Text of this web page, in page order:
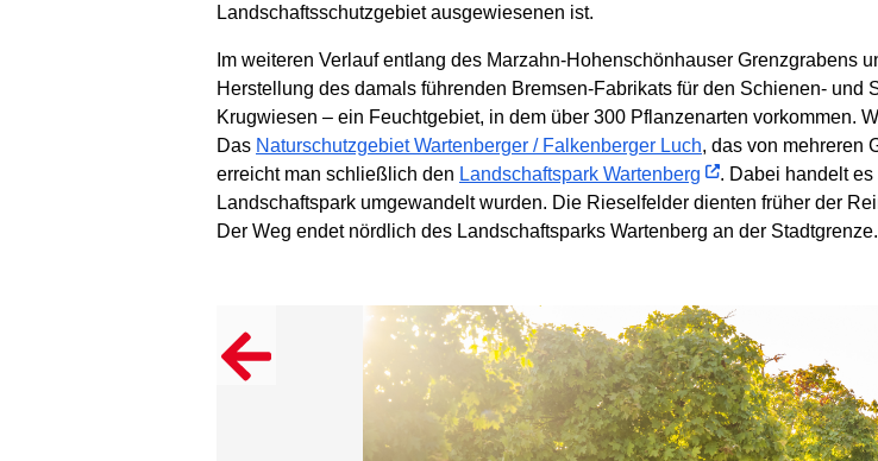
Landschaftsschutzgebiet ausgewiesenen ist.
Im weiteren Verlauf entlang des Marzahn-Hohenschönhauser Grenzgrabens
Herstellung des damals führenden Bremsen-Fabrikats für den Schienen-
Krugwiesen – ein Feuchtgebiet, in dem über 300 Pflanzenarten vorkommen.
Das Naturschutzgebiet Wartenberger / Falkenberger Luch, das von mehreren
erreicht man schließlich den Landschaftspark Wartenberg
. Dabei handelt
Landschaftspark umgewandelt wurden. Die Rieselfelder dienten früher der
Der Weg endet nördlich des Landschaftsparks Wartenberg an der Stadtgrenze.